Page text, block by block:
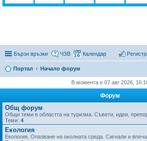
Бързи връзки ЧЗВ Календар
Портал
Начало форум
В момента е 07 авг 2026,
Форум
Общ форум
Общи теми в областта на туризма. Съвети, идеи,
Теми: 4
Екология
Екология, Опазване на околната среда. Сигнали и